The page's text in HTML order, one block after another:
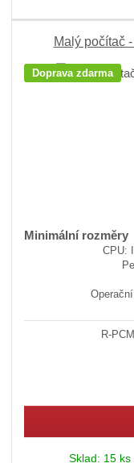
Malý počítač
Doprava zdarma
Minimální rozměry
CPU:
R-
Sklad: 15 ks